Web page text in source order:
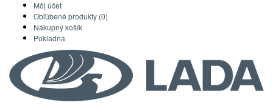
Môj účet
Obľúbené produkty (0)
Nákupný košík
Pokladňa